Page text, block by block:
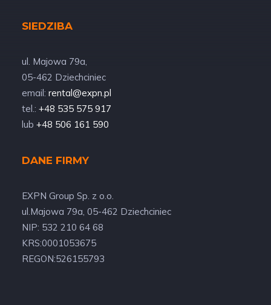
SIEDZIBA
ul. Majowa 79a,
05-462 Dziechciniec
email: rental@expn.pl
tel.: +48 535 575 917
lub +48 506 161 590
DANE FIRMY
EXPN Group Sp. z o.o.
ul.Majowa 79a, 05-462 Dziechciniec
NIP: 532 210 64 68
KRS:0001053675
REGON:526155793